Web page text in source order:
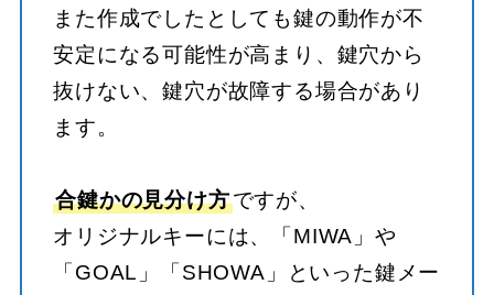
また作成でしたとしても鍵の動作が不
安定になる可能性が高まり、鍵穴から
抜けない、鍵穴が故障する場合があり
ます。
合鍵かの見分け方ですが、
オリジナルキーには、「MIWA」や
「GOAL」「SHOWA」といった鍵メー